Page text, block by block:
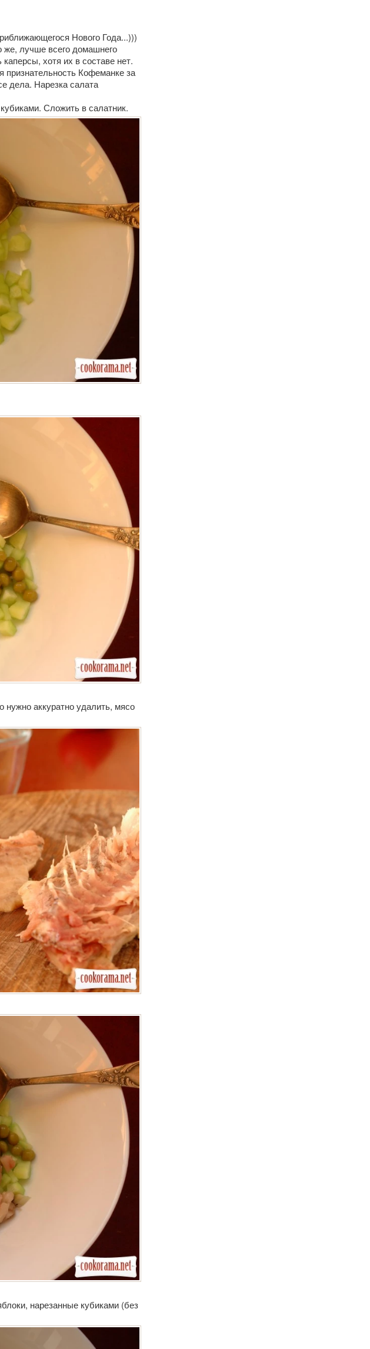
Нового Года...)))
лучше всего домашнего
хотя их в составе нет.
признательность Кофеманке за
дела. Нарезка салата
Сложить в салатник.
нужно аккуратно удалить, мясо
нарезанные кубиками (без